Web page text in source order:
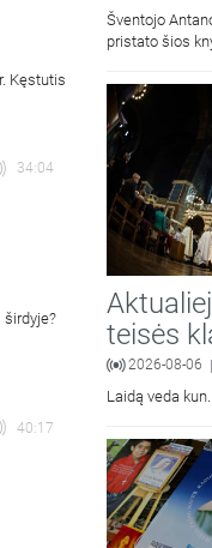
Kęstutis
34:04
širdyje?
40:17
Šventojo
pristato šios
moralinės
teisės
2026-08-06
Laidą veda